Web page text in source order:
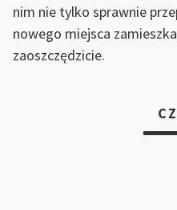
nim nie tylko sprawnie
nowego miejsca
zaoszczędzicie.